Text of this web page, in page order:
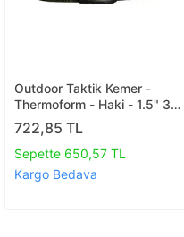
Outdoor Taktik Kemer -
Thermoform - Haki - 1.5" 38
Mm 140 Cm
722,85 TL
Sepette 650,57 TL
Kargo Bedava